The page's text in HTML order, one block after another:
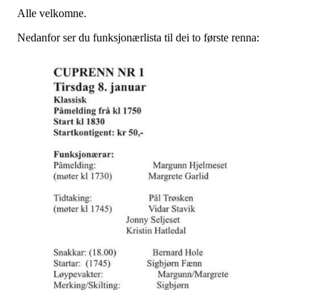
Alle velkomne.
Nedanfor ser du funksjonærlista til dei to første renna: